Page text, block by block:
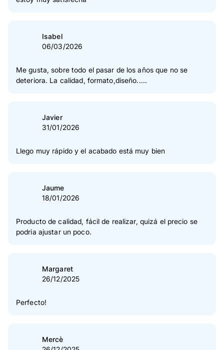
Isabel
06/03/2026
Me gusta, sobre todo el pasar de los años que no se
deteriora. La calidad, formato,diseño.....
Javier
31/01/2026
Llego muy rápido y el acabado está muy bien
Jaume
18/01/2026
Producto de calidad, fácil de realizar, quizá el precio se
podria ajustar un poco.
Margaret
26/12/2025
Perfecto!
Mercè